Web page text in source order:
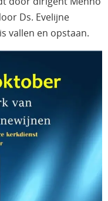
Ds. Evelijne
vallen en opstaan.